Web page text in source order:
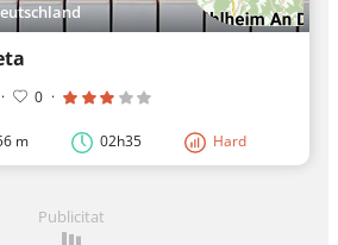
· 0 ·
m 02h35 Hard
Publicitat